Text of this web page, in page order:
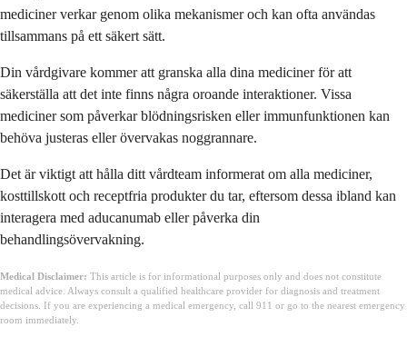
mediciner verkar genom olika mekanismer och kan ofta användas
tillsammans på ett säkert sätt.
Din vårdgivare kommer att granska alla dina mediciner för att
säkerställa att det inte finns några oroande interaktioner. Vissa
mediciner som påverkar blödningsrisken eller immunfunktionen kan
behöva justeras eller övervakas noggrannare.
Det är viktigt att hålla ditt vårdteam informerat om alla mediciner,
kosttillskott och receptfria produkter du tar, eftersom dessa ibland kan
interagera med aducanumab eller påverka din
behandlingsövervakning.
Medical Disclaimer: This article is for informational purposes only and does not constitute
medical advice. Always consult a qualified healthcare provider for diagnosis and treatment
decisions. If you are experiencing a medical emergency, call 911 or go to the nearest emergency
room immediately.